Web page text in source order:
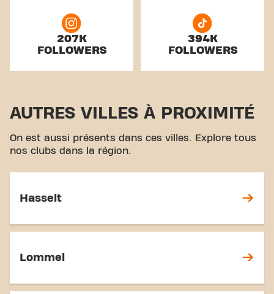
207K
FOLLOWERS
394K
FOLLOWERS
AUTRES VILLES À PROXIMITÉ
On est aussi présents dans ces villes. Explore tous
nos clubs dans la région.
Hasselt
Lommel